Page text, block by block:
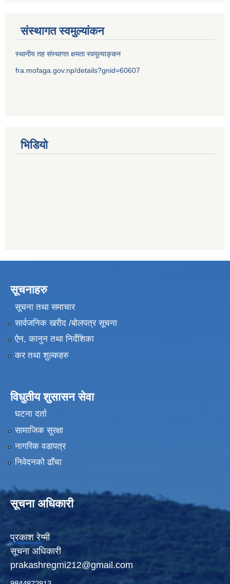
संस्थागत स्वमुल्यांकन
स्थानीय तह संस्थागत क्षमता स्वमूल्याङ्कन
fra.mofaga.gov.np/details?gnid=60607
भिडियो
सूचनाहरु
सूचना तथा समाचार
सार्वजनिक खरीद /बोलपत्र सूचना
ऐन, कानुन तथा निर्देशिका
कर तथा शुल्कहरु
विधुतीय शुसासन सेवा
घटना दर्ता
सामाजिक सुरक्षा
नागरिक वडापत्र
निवेदनको ढाँचा
सूचना अधिकारी
प्रकाश रेग्मी
सूचना अधिकारी
prakashregmi212@gmail.com